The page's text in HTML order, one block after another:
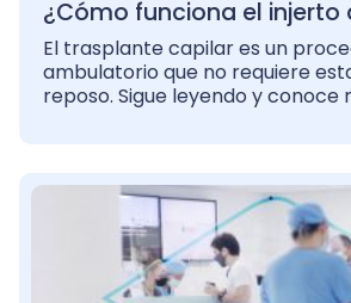
¿Cómo funciona el injerto
El trasplante capilar es un
ambulatorio que no requiere
reposo. Sigue leyendo y conoce